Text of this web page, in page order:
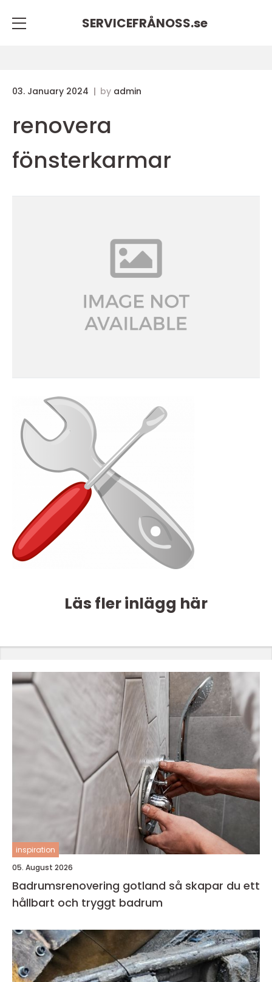
SERVICEFRÅNOSS.se
03. January 2024 by admin
renovera
fönsterkarmar
Läs fler inlägg här
inspiration
05. August 2026
Badrumsrenovering gotland så skapar du ett
hållbart och tryggt badrum